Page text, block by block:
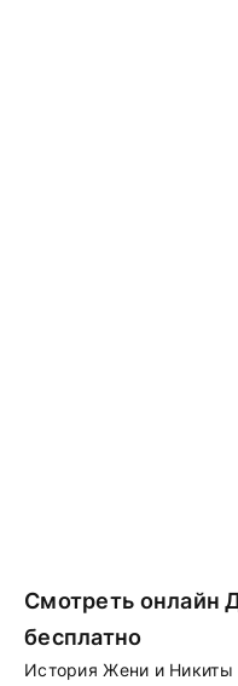
Смотреть онлайн
бесплатно
История Жени и Никиты